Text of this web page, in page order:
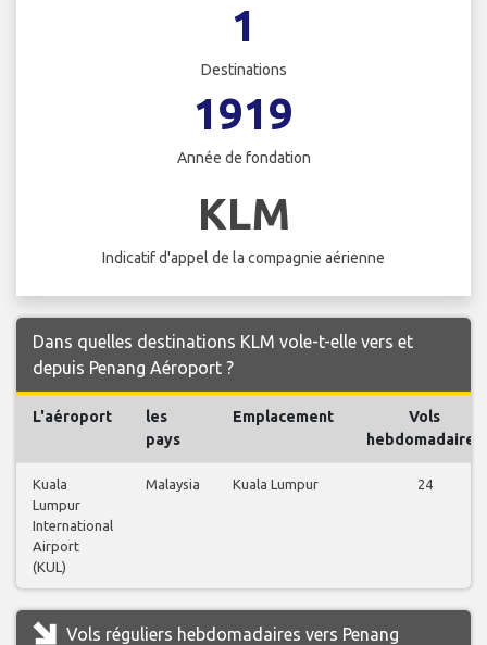
1
Destinations
1919
Année de fondation
KLM
Indicatif d'appel de la compagnie aérienne
Dans quelles destinations KLM vole-t-elle vers et
depuis Penang Aéroport ?
L'aéroport
les
pays
Emplacement
Vols
hebdomadaires
Kuala
Lumpur
International
Airport
(KUL)
Malaysia Kuala Lumpur 24
Vols réguliers hebdomadaires vers Penang